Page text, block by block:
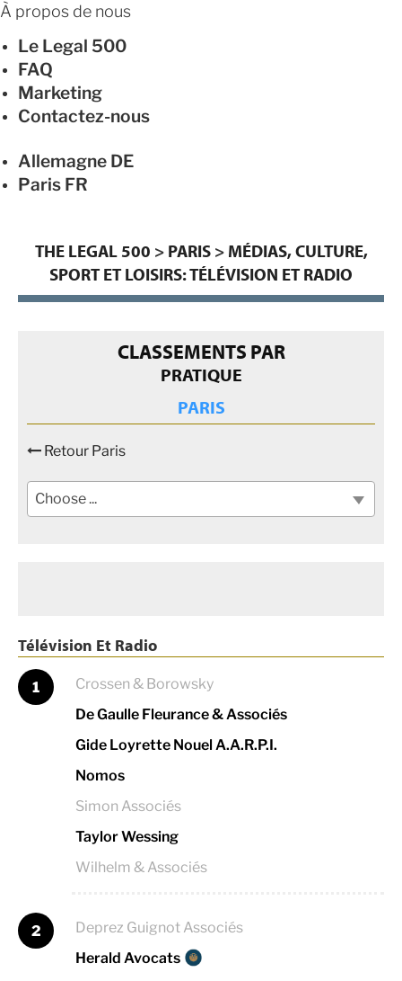
À propos de nous
Le Legal 500
FAQ
Marketing
Contactez-nous
Allemagne DE
Paris FR
THE LEGAL 500 > PARIS > MÉDIAS, CULTURE,
SPORT ET LOISIRS: TÉLÉVISION ET RADIO
CLASSEMENTS PAR
PRATIQUE
PARIS
Retour Paris
Choose ...
Télévision Et Radio
1
Crossen & Borowsky
De Gaulle Fleurance & Associés
Gide Loyrette Nouel A.A.R.P.I.
Nomos
Simon Associés
Taylor Wessing
Wilhelm & Associés
2
Deprez Guignot Associés
Herald Avocats